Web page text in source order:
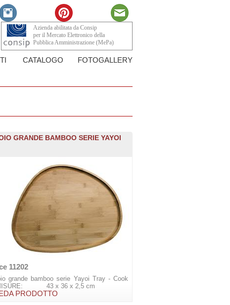
Azienda abilitata da Consip
per il Mercato Elettronico della
Pubblica Amministrazione (MePa)
CATALOGO FOTOGALLERY
GRANDE BAMBOO SERIE YAYOI
11202
grande bamboo serie Yayoi Tray - Cook
43 x 36 x 2,5 cm
PRODOTTO